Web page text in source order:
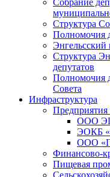
Собрание
Структура
Полномочия
Энгельсский
Структура
депутатов
Полномочия
Совета
Инфраструктура
Предприятия
ООО
ЭОКБ
ООО
Финансово-
Пищевая